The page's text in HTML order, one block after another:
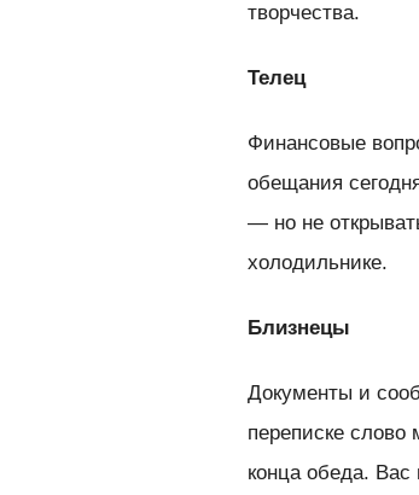
творчества.
Телец
Финансовые
обещания
— но не
холодильнике.
Близнецы
Документы и
переписке слово
конца обеда.